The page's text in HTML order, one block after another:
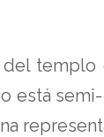
templo
está